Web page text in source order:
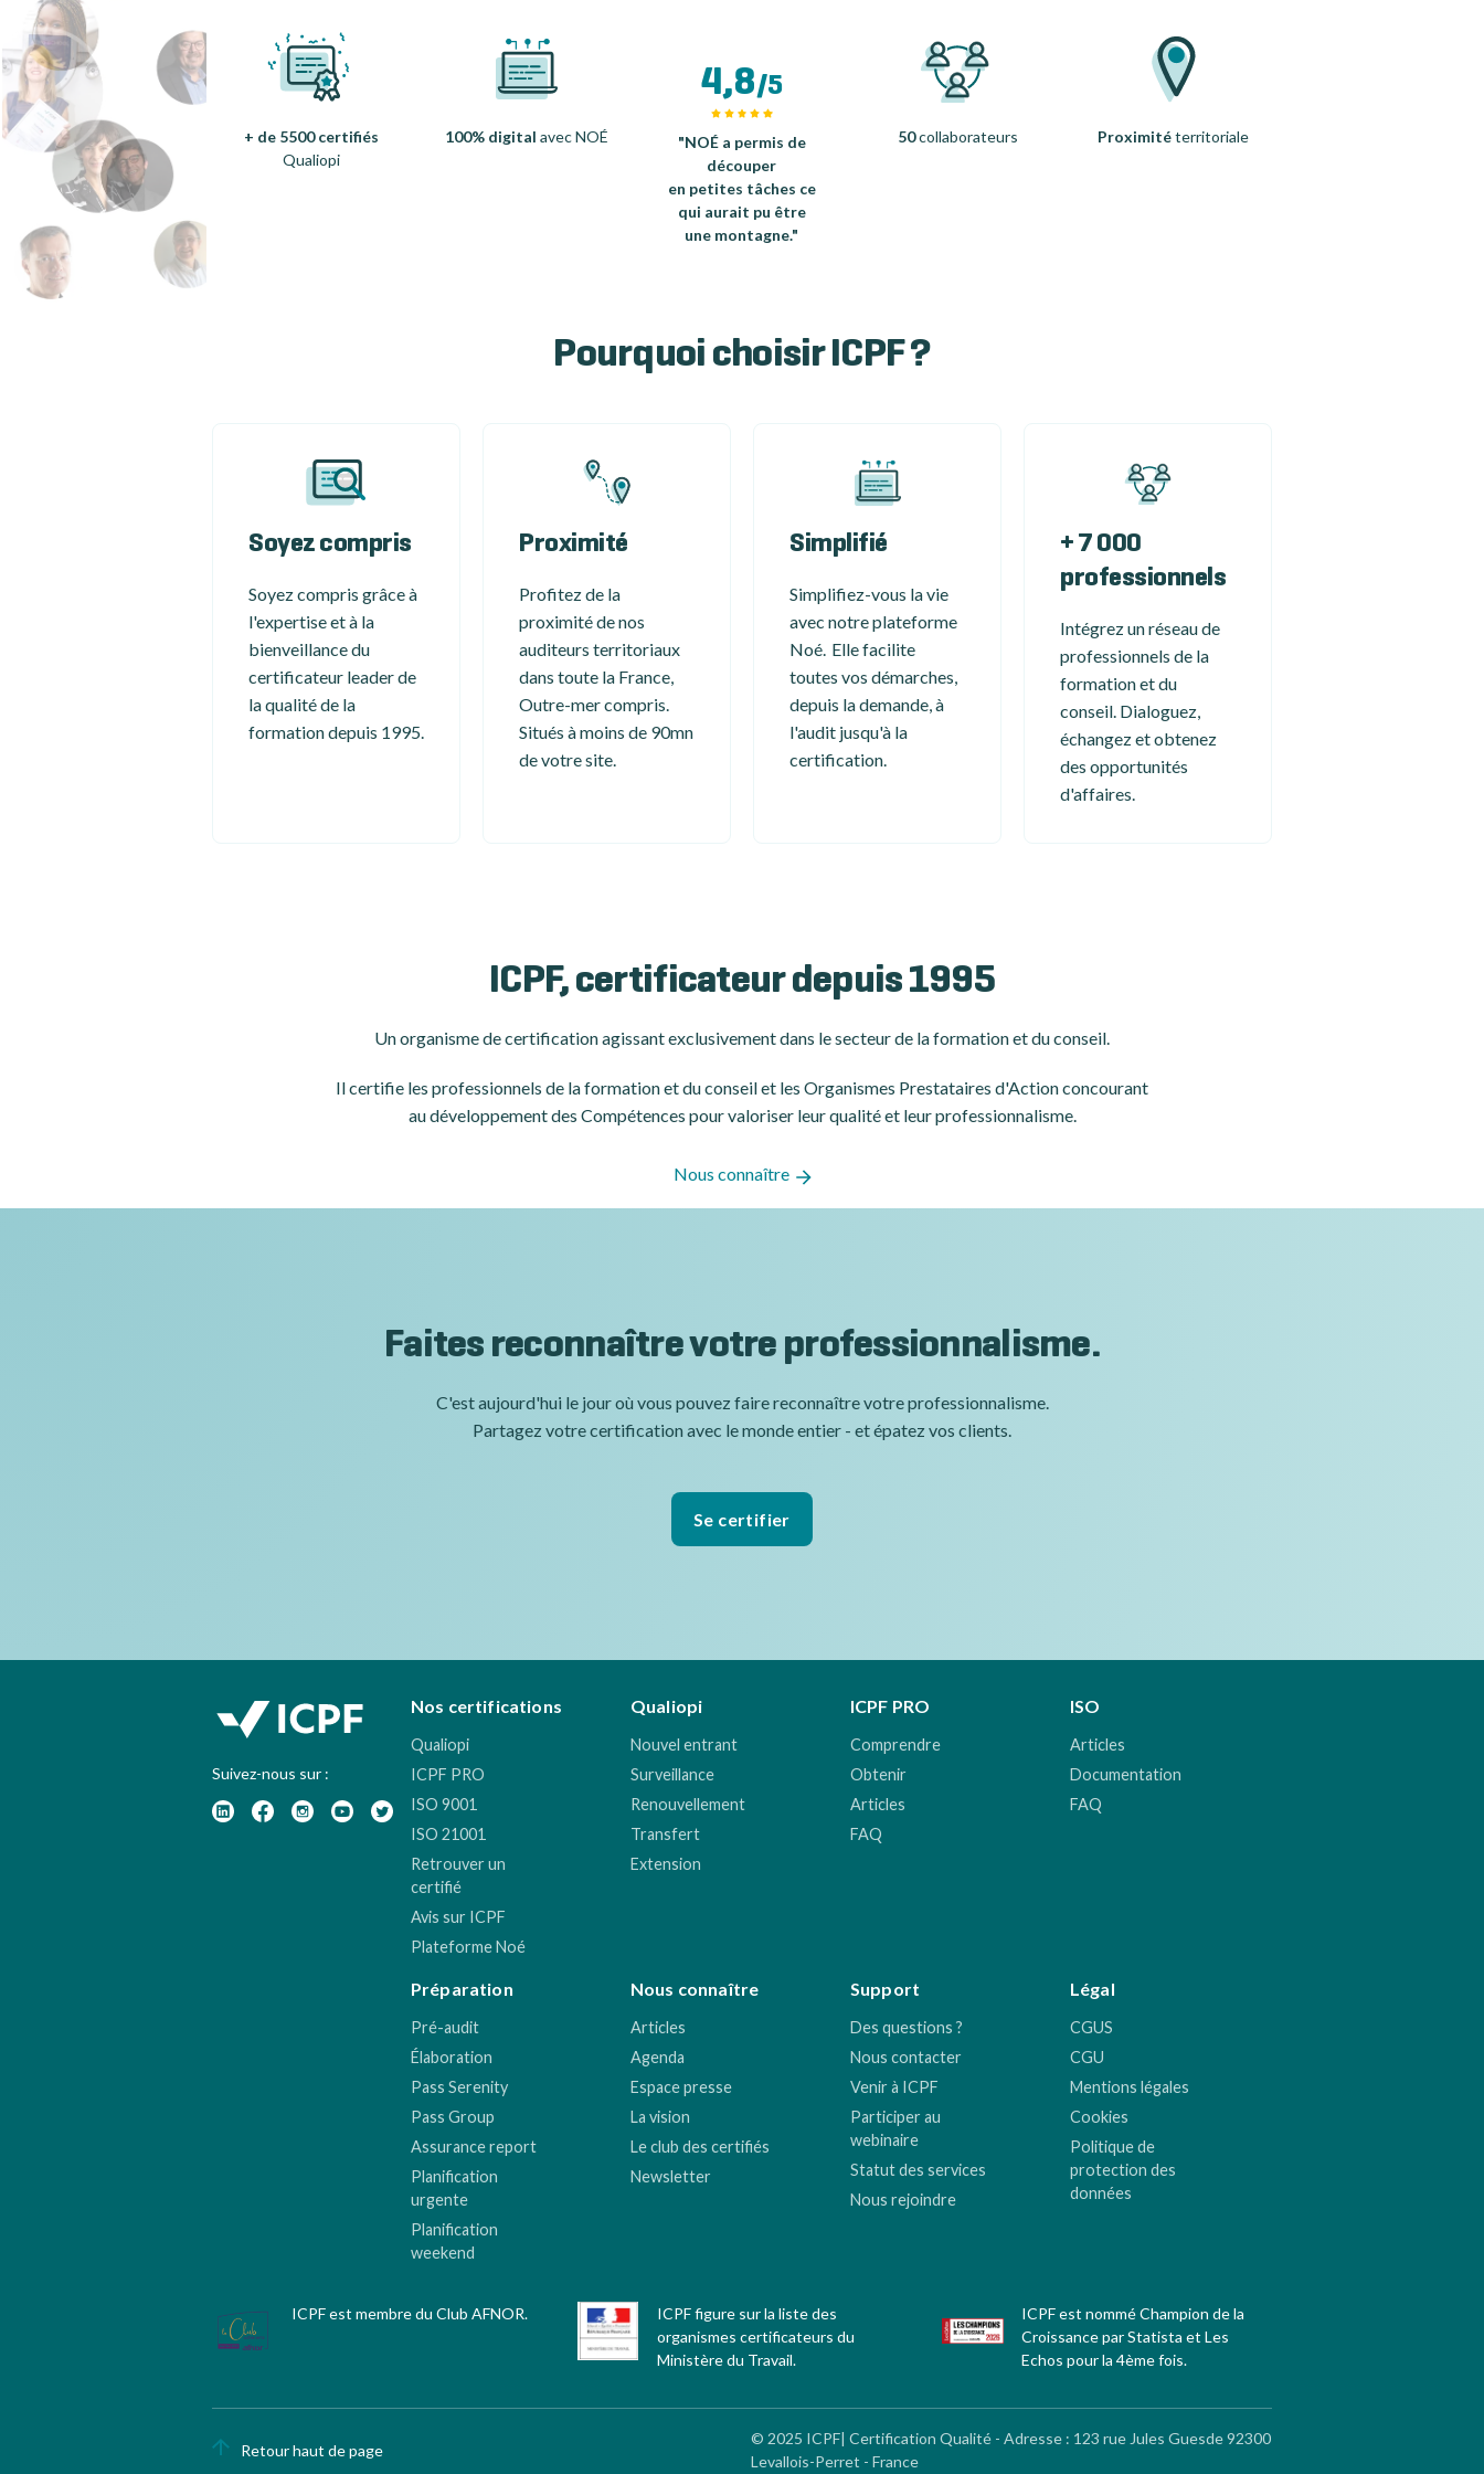
+ de 5500 certifiés
Qualiopi
100% digital avec NOÉ
4,8/5
"NOÉ a permis de
découper
en petites tâches ce
qui aurait pu être
une montagne."
50collaborateurs Proximitéterritoriale
Pourquoi choisir ICPF ?
Soyez compris
Soyez compris grâce à
l'expertise et à la
bienveillance du
certificateur leader de
la qualité de la
formation depuis 1995.
Proximité
Profitez de la
proximité de nos
auditeurs territoriaux
dans toute la France,
Outre-mer compris.
Situés à moins de 90mn
de votre site.
Simplifié
Simplifiez-vous la vie
avec notre plateforme
Noé. Elle facilite
toutes vos démarches,
depuis la demande, à
l'audit jusqu'à la
certification.
+ 7 000
professionnels
Intégrez un réseau de
professionnels de la
formation et du
conseil. Dialoguez,
échangez et obtenez
des opportunités
d'affaires.
ICPF, certificateur depuis 1995
Un organisme de certificationagissant exclusivement dans le secteur de la formation et du conseil.
Il certifie les professionnels de la formation et du conseil et les Organismes Prestataires d'Action concourant
au développement des Compétences pour valoriser leur qualité et leur professionnalisme.
Nous connaître
Faites reconnaître votre professionnalisme.
C'est aujourd'hui le jour où vous pouvez faire reconnaître votre professionnalisme.
Partagez votre certification avec le monde entier - et épatez vos clients.
Se certifier
Suivez-nous sur :
Nos certifications
Qualiopi
ICPF PRO
ISO 9001
ISO 21001
Retrouver un
certifié
Avis sur ICPF
Plateforme Noé
Qualiopi
Nouvel entrant
Surveillance
Renouvellement
Transfert
Extension
ICPF PRO
Comprendre
Obtenir
Articles
FAQ
ISO
Articles
Documentation
FAQ
Préparation
Pré-audit
Élaboration
Pass Serenity
Pass Group
Assurance report
Planification
urgente
Planification
weekend
Nous connaître
Articles
Agenda
Espace presse
La vision
Le club des certifiés
Newsletter
Support
Des questions ?
Nous contacter
Venir à ICPF
Participer au
webinaire
Statut des services
Nous rejoindre
Légal
CGUS
CGU
Mentions légales
Cookies
Politique de
protection des
données
ICPF est membre du Club AFNOR.
ICPF figure sur la liste des
organismes certificateurs du
Ministère du Travail.
ICPF est nommé Champion de la
Croissance par Statista et Les
Echos pour la 4ème fois.
Retour haut de page
© 2025 ICPF| Certification Qualité - Adresse : 123 rue Jules Guesde 92300
Levallois-Perret - France